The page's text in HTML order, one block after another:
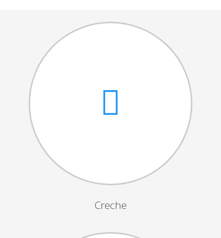
Cantares das Janeiras
Carnaval
Dia da Amizade
Dia da Mulher
Festejos da Páscoa
Dia da Mãe
Dia Mundial da Criança
Marchas Populares
Creche